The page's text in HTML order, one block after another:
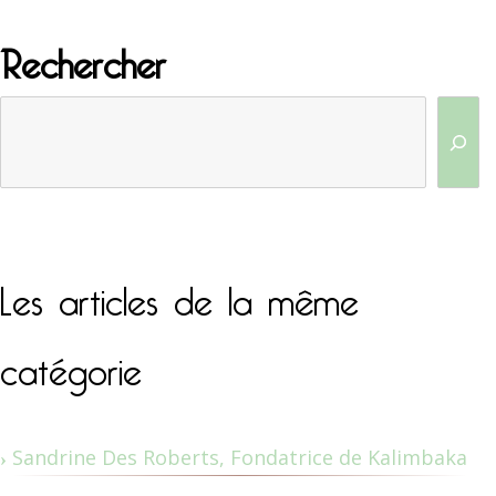
Rechercher
Les articles de la même
catégorie
Sandrine Des Roberts, Fondatrice de Kalimbaka